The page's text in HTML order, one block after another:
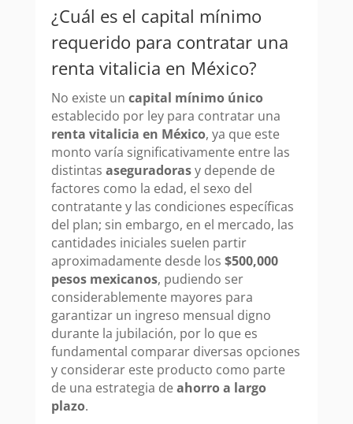
¿Cuál es el capital mínimo
requerido para contratar una
renta vitalicia en México?
No existe un capital mínimo único
establecido por ley para contratar una
renta vitalicia en México, ya que este
monto varía significativamente entre las
distintas aseguradorasy depende de
factores como la edad, el sexo del
contratante y las condiciones específicas
del plan; sin embargo, en el mercado, las
cantidades iniciales suelen partir
aproximadamente desde los $500,000
pesos mexicanos, pudiendo ser
considerablemente mayores para
garantizar un ingreso mensual digno
durante la jubilación, por lo que es
fundamental comparar diversas opciones
y considerar este producto como parte
de una estrategia deahorro a largo
plazo.